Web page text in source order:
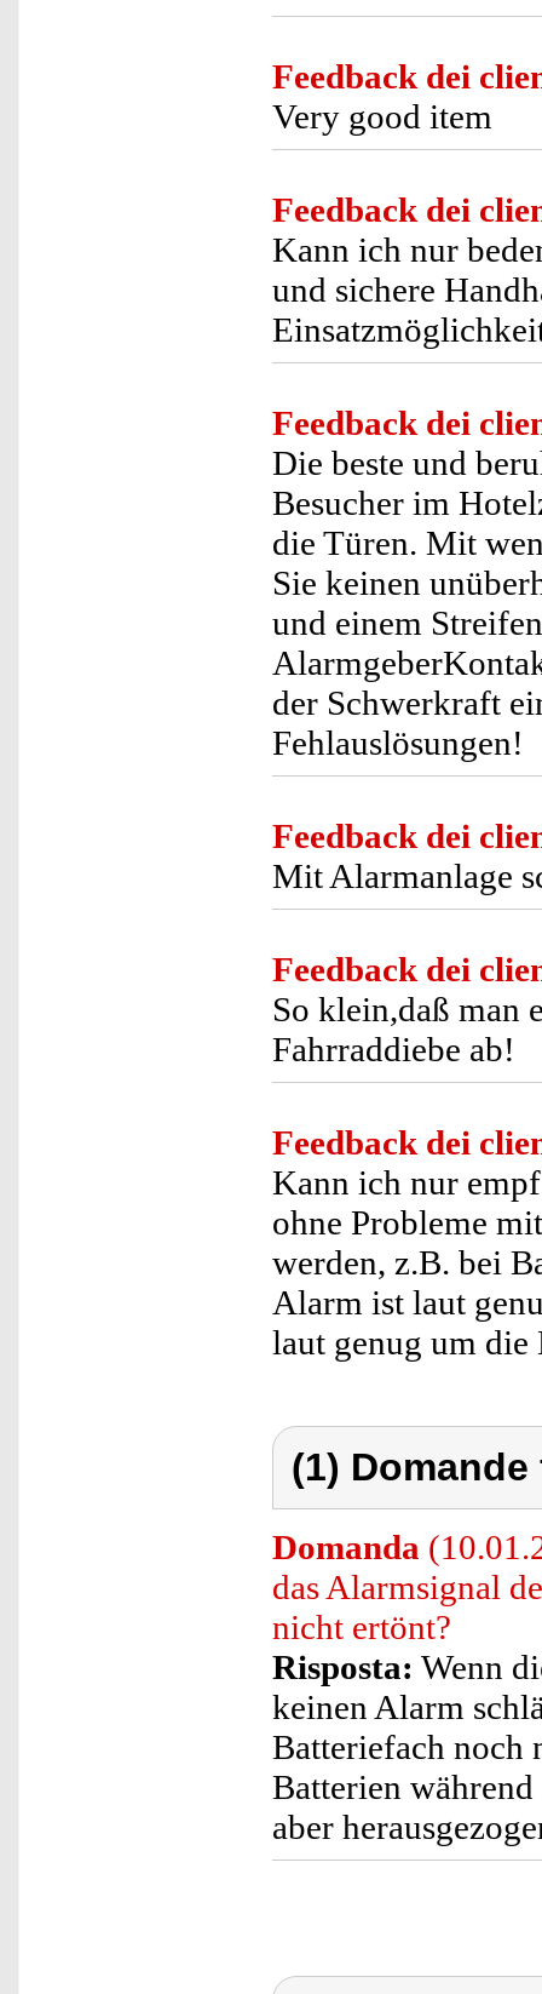
Feedback dei
Very good item
Feedback dei
Kann ich nur
und sichere
Feedback dei
Die beste und
Besucher im
die Türen. Mit
Sie keinen
und einem
der Schwerkraft
Fehlauslösungen!
Feedback dei
Mit Alarmanlage
Feedback dei
So klein,daß man
Fahrraddiebe ab!
Feedback dei
Kann ich nur
ohne Probleme
werden, z.B. bei
Alarm ist laut
laut genug um die
(1)
Domanda
das Alarmsignal
nicht ertönt?
Risposta: Wenn
keinen Alarm
Batteriefach noch
Batterien
aber